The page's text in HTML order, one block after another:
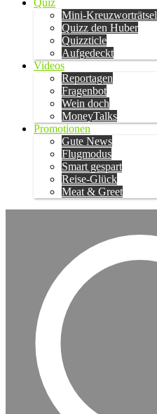
Quiz
Mini-Kreuzworträtsel
Quizz den Huber
Quizzticle
Aufgedeckt
Videos
Reportagen
Fragenbot
Wein doch
MoneyTalks
Promotionen
Gute News
Flugmodus
Smart gespart
Reise-Glück
Meat & Greet